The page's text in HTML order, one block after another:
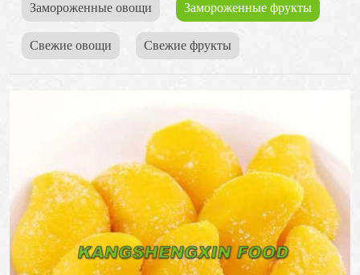
Замороженные овощи 3амороженные фрукты
Свежие овощи Cвежие фрукты